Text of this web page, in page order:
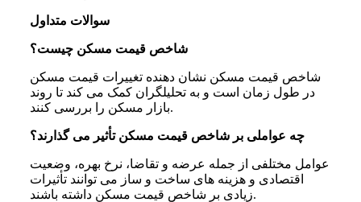
سوالات متداول
شاخص قیمت مسکن چیست؟
شاخص قیمت مسکن نشان دهنده تغییرات قیمت مسکن
در طول زمان است و به تحلیلگران کمک می کند تا روند
بازار مسکن را بررسی کنند.
چه عواملی بر شاخص قیمت مسکن تأثیر می گذارند؟
عوامل مختلفی از جمله عرضه و تقاضا، نرخ بهره، وضعیت
اقتصادی و هزینه های ساخت و ساز می توانند تأثیرات
زیادی بر شاخص قیمت مسکن داشته باشند.